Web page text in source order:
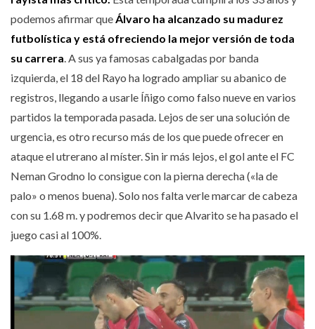
podemos afirmar queÁlvaro ha alcanzado su madurez
futbolística y está ofreciendo la mejor versión de toda
su carrera. A sus ya famosas cabalgadas por banda
izquierda, el 18 del Rayo ha logrado ampliar su abanico de
registros, llegando a usarle Íñigo como falso nueve en varios
partidos la temporada pasada. Lejos de ser una solución de
urgencia, es otro recurso más de los que puede ofrecer en
ataque el utrerano al míster. Sin ir más lejos, el gol ante el FC
Neman Grodno lo consigue con la pierna derecha («la de
palo» o menos buena). Solo nos falta verle marcar de cabeza
con su 1.68 m. y podremos decir que Alvarito se ha pasado el
juego casi al 100%.